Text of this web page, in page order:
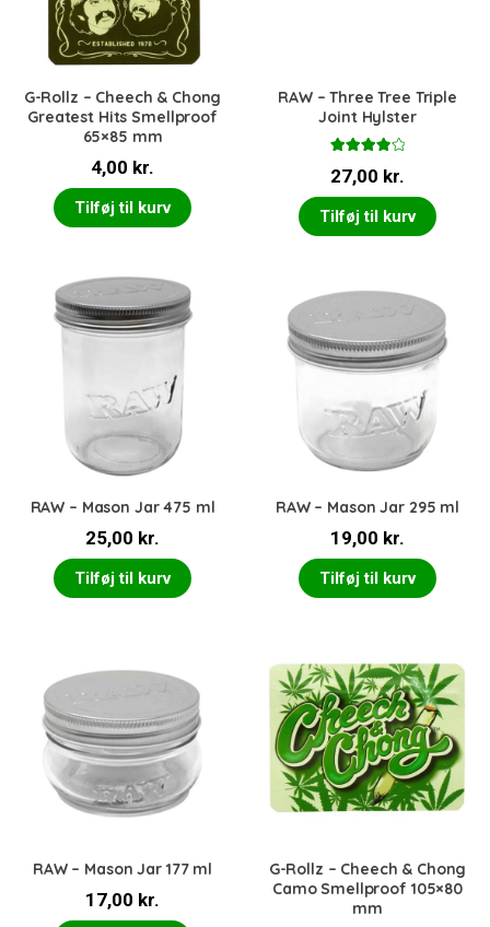
G-Rollz – Cheech & Chong
Greatest Hits Smellproof
65×85 mm
4,00 kr.
Tilføj til kurv
RAW – Three Tree Triple
Joint Hylster
4.00ud
af 5
27,00 kr.
Tilføj til kurv
RAW – Mason Jar 475 ml
25,00 kr.
Tilføj til kurv
RAW – Mason Jar 295 ml
19,00 kr.
Tilføj til kurv
RAW – Mason Jar 177 ml
17,00 kr.
G-Rollz – Cheech & Chong
Camo Smellproof 105×80
mm